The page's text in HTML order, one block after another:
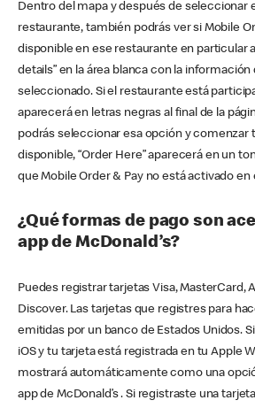
Dentro del mapa y después de seleccionar
restaurante, también podrás ver si Mobile
disponible en ese restaurante en particular
details” en la área blanca con la
seleccionado. Si el restaurante está
aparecerá en letras negras al final de la
podrás seleccionar esa opción y comenzar
disponible, “Order Here” aparecerá en un
que Mobile Order & Pay no está activado en
¿Qué formas de pago son
app de McDonald’s?
Puedes registrar tarjetas Visa, MasterCard,
Discover. Las tarjetas que registres para
emitidas por un banco de Estados Unidos.
iOS y tu tarjeta está registrada en tu Apple
mostrará automáticamente como una
app de McDonald’s . Si registraste una